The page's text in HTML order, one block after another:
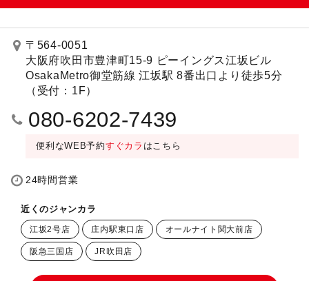
〒564-0051
大阪府吹田市豊津町15-9 ピーイングス江坂ビル
OsakaMetro御堂筋線 江坂駅 8番出口より徒歩5分
（受付：1F）
080-6202-7439
便利なWEB予約すぐカラ はこちら
24時間営業
近くのジャンカラ
江坂2号店 庄内駅東口店 オールナイト関大前店
阪急三国店 JR吹田店